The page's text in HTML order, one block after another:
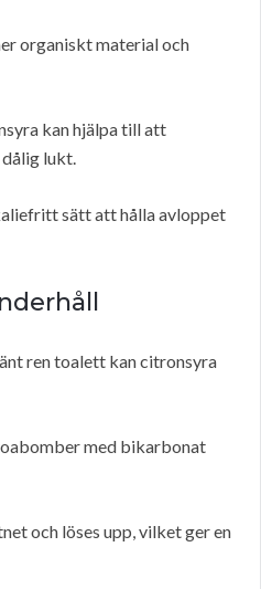
organiskt material och
kan hjälpa till att
lukt.
sätt att hålla avloppet
ren toalett kan citronsyra
med bikarbonat
och löses upp, vilket ger en